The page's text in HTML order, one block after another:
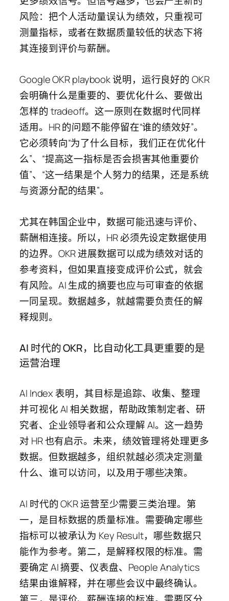
风险：把个人活动量误认为绩效，只重视可
测量指标，或者在数据质量较低的状态下将
其连接到评价与薪酬。
Google OKR playbook 说明，运行良好的 OKR
会明确什么是重要的、要优化什么、要做出
怎样的 tradeoff。这一原则在数据时代同样
适用。HR 的问题不能停留在“谁的绩效好”。
它必须转向“为了什么目标，我们正在优化什
么”、“提高这一指标是否会损害其他重要价
值”、“这一结果是个人努力的结果，还是系统
与资源分配的结果”。
尤其在韩国企业中，数据可能迅速与评价、
薪酬相连接。所以，HR 必须先设定数据使用
的边界。OKR 进展数据可以成为绩效对话的
参考资料，但如果直接变成评价公式，就会
有风险。AI 生成的摘要也应与可审查的依据
一同呈现。数据越多，就越需要负责任的解
释规则。
AI 时代的 OKR，比自动化工具更重要的是
运营治理
AI Index 表明，其目标是追踪、收集、整理
并可视化 AI 相关数据，帮助政策制定者、研
究者、企业领导者和公众理解 AI。这一趋势
对 HR 也有启示。未来，绩效管理将处理更多
数据。但数据越多，组织就越必须决定测量
什么、谁可以访问，以及用于哪些决策。
AI 时代的 OKR 运营至少需要三类治理。第
一，是目标数据的质量标准。需要确定哪些
指标可以被承认为 Key Result，哪些数据只
能作为参考。第二，是解释权限的标准。需
要确定 AI 摘要、仪表盘、People Analytics
结果由谁解释，并在哪些会议中最终确认。